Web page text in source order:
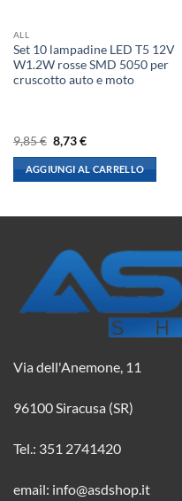
ALL
Set 10 lampadine LED T5 12V
W1.2W rosse SMD 5050 per
cruscotto auto e moto
9,85€ Il
prezzo
originale
era:
9,85 €.
8,73€Il
attuale
è:
8,73 €.
AGGIUNGI AL CARRELLO
Via dell'Anemone, 11
96100 Siracusa (SR)
Tel.: 351 2741420
email: info@asdshop.it